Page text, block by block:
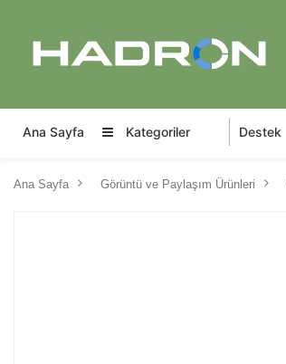
Ana Sayfa Kategoriler Destek
Ana Sayfa Görüntü ve Paylaşım Ürünleri